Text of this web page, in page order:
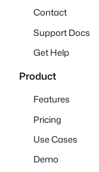
Contact
Support Docs
Get Help
Product
Features
Pricing
Use Cases
Demo